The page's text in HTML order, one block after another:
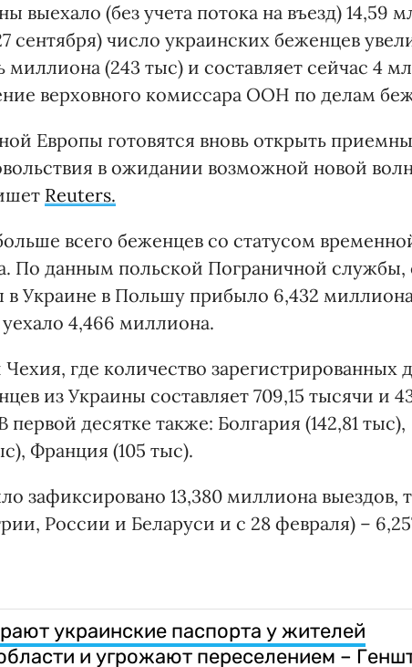
выехало (без учета потока на въезд) 14,59
сентября) число украинских беженцев
миллиона (243 тыс) и составляет сейчас 4
верховного комиссара ООН по делам
Европы готовятся вновь открыть
в ожидании возможной новой
Reuters.
всего беженцев со статусом
По данным польской Пограничной службы,
Украине в Польшу прибыло 6,432
4,466 миллиона.
где количество зарегистрированных
из Украины составляет 709,15 тысячи и
первой десятке также: Болгария (142,81 тыс),
Франция (105 тыс).
зафиксировано 13,380 миллиона выездов,
России и Беларуси и с 28 февраля) –
украинские паспорта у жителей
и угрожают переселением –